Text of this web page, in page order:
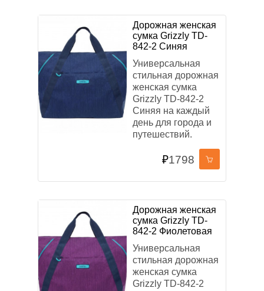
Дорожная женская
сумка Grizzly TD-
842-2 Синяя
Универсальная
стильная дорожная
женская сумка
Grizzly TD-842-2
Синяя на каждый
день для города и
путешествий.
₽1798
Дорожная женская
сумка Grizzly TD-
842-2 Фиолетовая
Универсальная
стильная дорожная
женская сумка
Grizzly TD-842-2